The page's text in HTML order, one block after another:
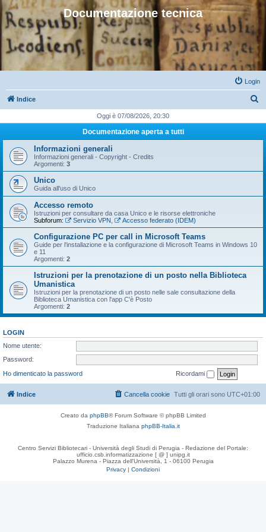
Documentazione tecnica
Login
Indice
c
Oggi è 07/08/2026, 20:30
Documentazione aperta a tutti
Informazioni generali
Informazioni generali - Copyright - Credits
Argomenti: 3
Unico
Guida all'uso di Unico
Accesso remoto
Istruzioni per consultare da casa Unico e le risorse elettroniche
Subforum:
Servizio VPN Accesso federato (IDEM)
Configurazione PC per call in Microsoft Teams
Guide per l'installazione e la configurazione di Microsoft Teams in Windows 10
e 11
Argomenti: 2
Istruzioni per la prenotazione di un posto nella Biblioteca
Umanistica
Istruzioni per la prenotazione di un posto nelle sale consultazione della
Biblioteca Umanistica con l'app C'è Posto
Argomenti: 2
LOGIN
Nome utente:
Password:
Ho dimenticato la password
Ricordami
Indice Tutti gli orari sono UTC+01:00
Cancella cookie
Creato da phpBB® Forum Software © phpBB Limited
Traduzione Italiana phpBB-Italia.it
Centro Servizi Bibliotecari - Università degli Studi di Perugia - Redazione del Portale:
ufficio.csb.informatizzazione [ @ ] unipg.it
Palazzo Murena - Piazza dell'Università, 1 - 06100 Perugia
Privacy | Condizioni